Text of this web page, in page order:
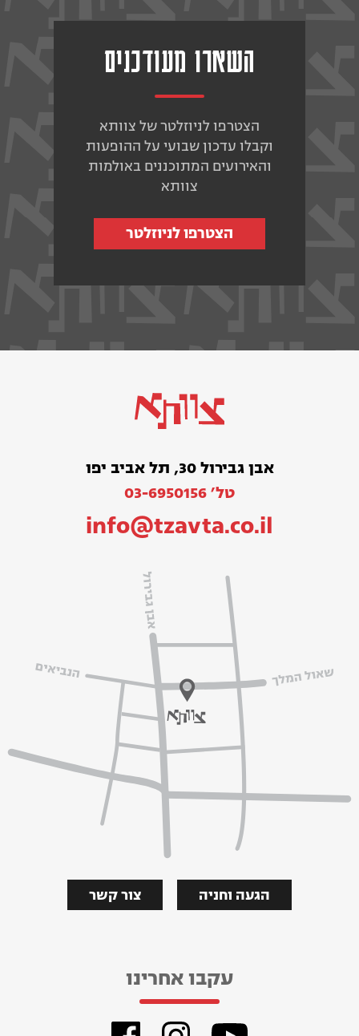
השארו מעודכנים
הצטרפו לניוזלטר של צוותא
וקבלו עדכון שבועי על ההופעות
והאירועים המתוכננים באולמות
צוותא
הצטרפו לניוזלטר
אבן גבירול 30, תל אביב יפו
טל׳ 03-6950156
info@tzavta.co.il
צור קשר הגעה וחניה
עקבו אחרינו